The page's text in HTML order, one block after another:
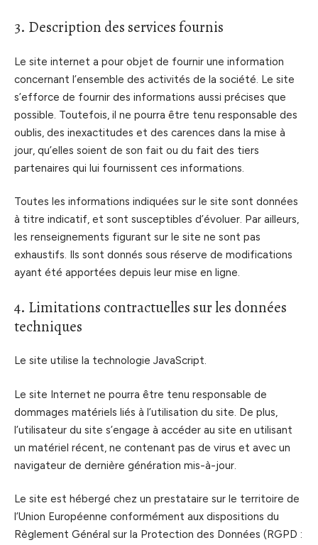
3. Description des services fournis
Le site internet a pour objet de fournir une information
concernant l’ensemble des activités de la société. Le site
s’efforce de fournir des informations aussi précises que
possible. Toutefois, il ne pourra être tenu responsable des
oublis, des inexactitudes et des carences dans la mise à
jour, qu’elles soient de son fait ou du fait des tiers
partenaires qui lui fournissent ces informations.
Toutes les informations indiquées sur le site sont données
à titre indicatif, et sont susceptibles d’évoluer. Par ailleurs,
les renseignements figurant sur le site ne sont pas
exhaustifs. Ils sont donnés sous réserve de modifications
ayant été apportées depuis leur mise en ligne.
4. Limitations contractuelles sur les données
techniques
Le site utilise la technologie JavaScript.
Le site Internet ne pourra être tenu responsable de
dommages matériels liés à l’utilisation du site. De plus,
l’utilisateur du site s’engage à accéder au site en utilisant
un matériel récent, ne contenant pas de virus et avec un
navigateur de dernière génération mis-à-jour.
Le site est hébergé chez un prestataire sur le territoire de
l’Union Européenne conformément aux dispositions du
Règlement Général sur la Protection des Données (RGPD :